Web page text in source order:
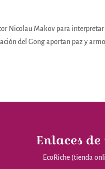
Nicolau Makov para
del Gong aportan paz y
Enlaces
EcoRiche (tienda